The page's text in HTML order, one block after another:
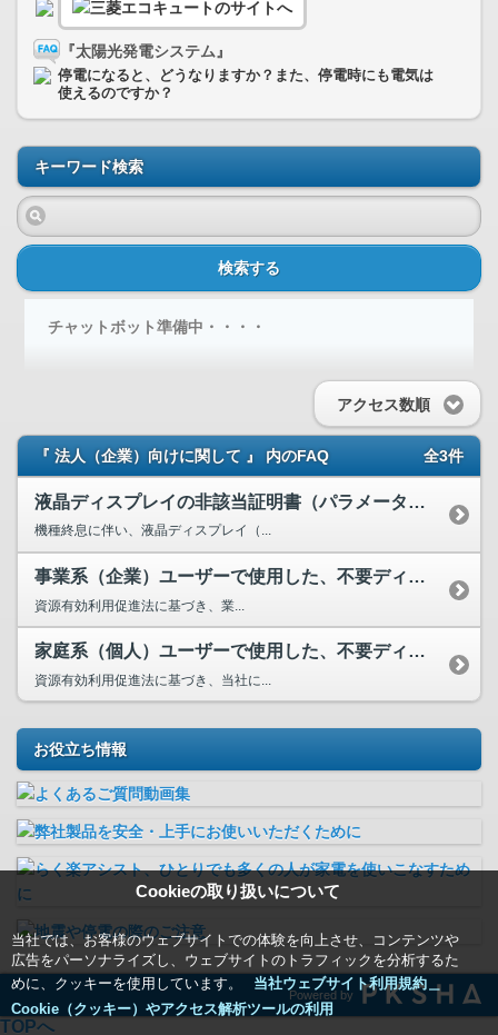
Cookieの取り扱いについて
当社では、お客様のウェブサイトでの体験を向上させ、コンテンツや
広告をパーソナライズし、ウェブサイトのトラフィックを分析するた
めに、クッキーを使用しています。
当社ウェブサイト利用規約＿
Cookie（クッキー）やアクセス解析ツールの利用
『太陽光発電システム』
停電になると、どうなりますか？また、停電時にも電気は
使えるのですか？
キーワード検索
検索する
チャットボット準備中・・・・
アクセス数順
『 法人（企業）向けに関して 』 内のFAQ 全3件
液晶ディスプレイの非該当証明書（パラメータシート）は発行で...
機種終息に伴い、液晶ディスプレイ（...
事業系（企業）ユーザーで使用した、不要ディスプレイの廃棄方法は？
資源有効利用促進法に基づき、業...
家庭系（個人）ユーザーで使用した、不要ディスプレイの廃棄方法は？
資源有効利用促進法に基づき、当社に...
お役立ち情報
Powered by
TOPへ